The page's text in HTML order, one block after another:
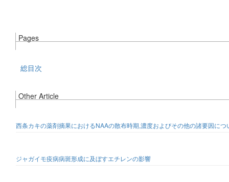
Pages
総目次
Other Article
西条カキの薬剤摘果におけるNAAの散布時期,濃度およびその他の諸要因につ
ジャガイモ疫病病斑形成に及ぼすエチレンの影響